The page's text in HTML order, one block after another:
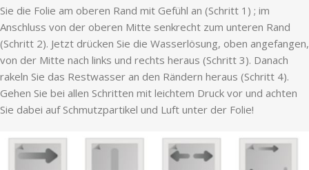
Sie die Folie am oberen Rand mit Gefühl an (Schritt 1) ; im
Anschluss von der oberen Mitte senkrecht zum unteren Rand
(Schritt 2). Jetzt drücken Sie die Wasserlösung, oben angefangen,
von der Mitte nach links und rechts heraus (Schritt 3). Danach
rakeln Sie das Restwasser an den Rändern heraus (Schritt 4).
Gehen Sie bei allen Schritten mit leichtem Druck vor und achten
Sie dabei auf Schmutzpartikel und Luft unter der Folie!